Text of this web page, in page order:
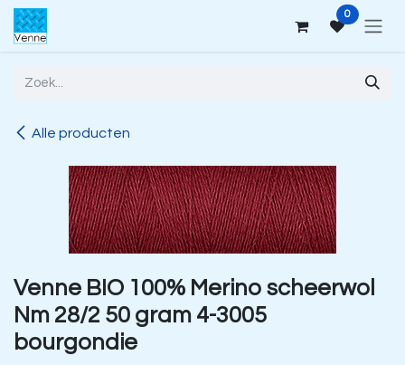
Overslaan naar inhoud 0
Alle producten
Venne BIO 100% Merino scheerwol
Nm 28/2 50 gram 4-3005
bourgondie